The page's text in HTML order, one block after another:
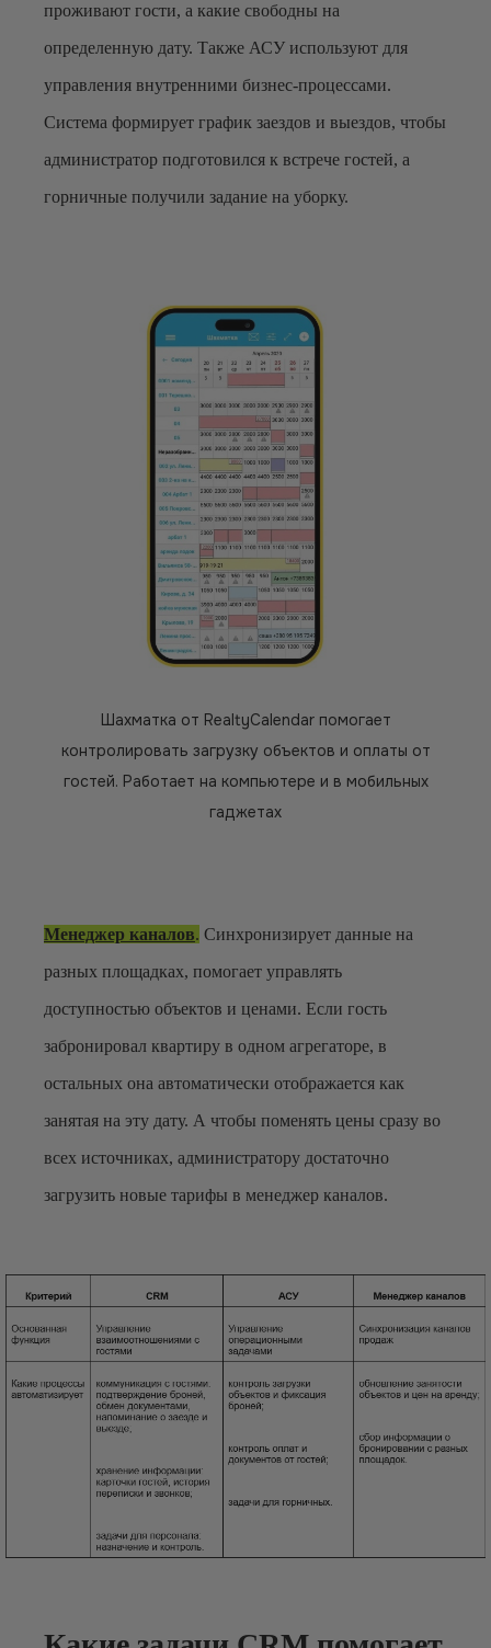
проживают гости, а какие свободны на
определенную дату. Также АСУ используют для
управления внутренними бизнес-процессами.
Система формирует график заездов и выездов, чтобы
администратор подготовился к встрече гостей, а
горничные получили задание на уборку.
Шахматка от RealtyCalendar помогает
контролировать загрузку объектов и оплаты от
гостей. Работает на компьютере и в мобильных
гаджетах
Менеджер каналов. Синхронизирует данные на
разных площадках, помогает управлять
доступностью объектов и ценами. Если гость
забронировал квартиру в одном агрегаторе, в
остальных она автоматически отображается как
занятая на эту дату. А чтобы поменять цены сразу во
всех источниках, администратору достаточно
загрузить новые тарифы в менеджер каналов.